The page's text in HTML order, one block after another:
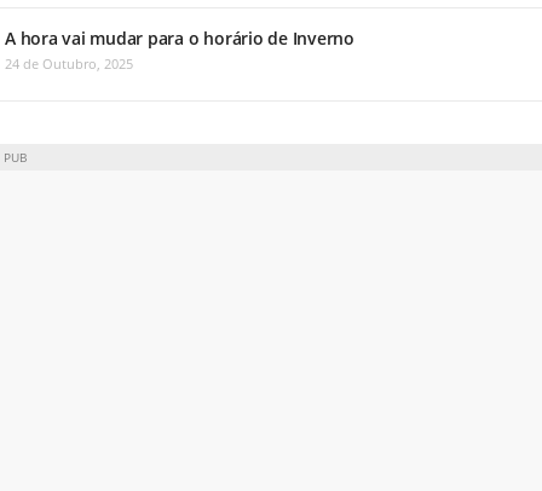
A hora vai mudar para o horário de Inverno
24 de Outubro, 2025
PUB